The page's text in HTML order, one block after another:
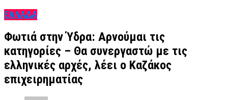
ΕΛΛΑΔΑ
Φωτιά στην Ύδρα: Αρνούμαι τις
κατηγορίες – Θα συνεργαστώ με τις
ελληνικές αρχές, λέει ο Καζάκος
επιχειρηματίας